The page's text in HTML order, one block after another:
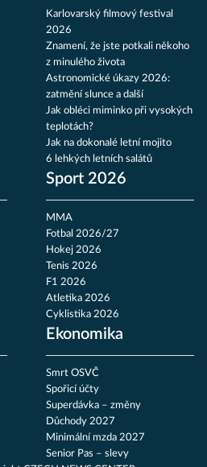
Karlovarský filmový festival
2026
Znamení, že jste potkali někoho
z minulého života
Astronomické úkazy 2026:
zatmění slunce a další
Jak obléci miminko při vysokých
teplotách?
Jak na dokonalé letní mojito
6 lehkých letních salátů
Sport 2026
MMA
Fotbal 2026/27
Hokej 2026
Tenis 2026
F1 2026
Atletika 2026
Cyklistika 2026
Ekonomika
Smrt OSVČ
Spořicí účty
Superdávka – změny
Důchody 2027
Minimální mzda 2027
Senior Pas – slevy